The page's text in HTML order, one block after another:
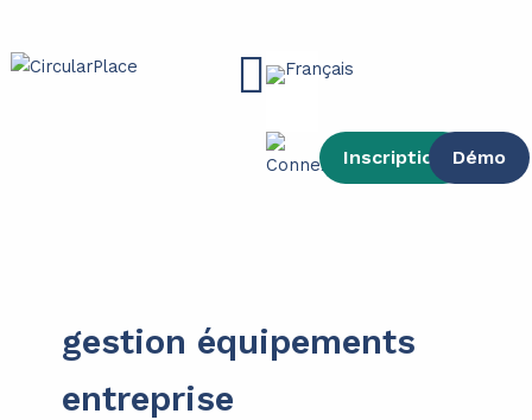
contenu
Main
Inscription Démo
gestion équipements
entreprise